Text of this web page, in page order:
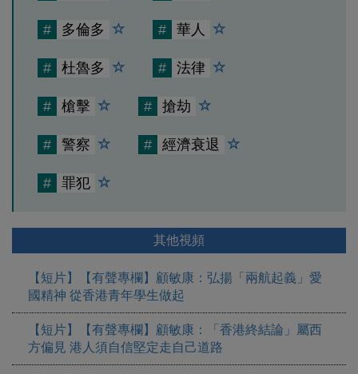
# 多倫多 # 華人
# 杜魯多 # 法律
# 槍擊 # 搶劫
# 警察 # 經濟衰退
# 罪犯
其他視頻
【短片】【有聲專欄】顧敏康：弘揚「兩航起義」愛
國精神 從香港青年學生做起
【短片】【有聲專欄】顧敏康：「香港終結論」屬西
方偏見 港人須自信堅定走自己道路